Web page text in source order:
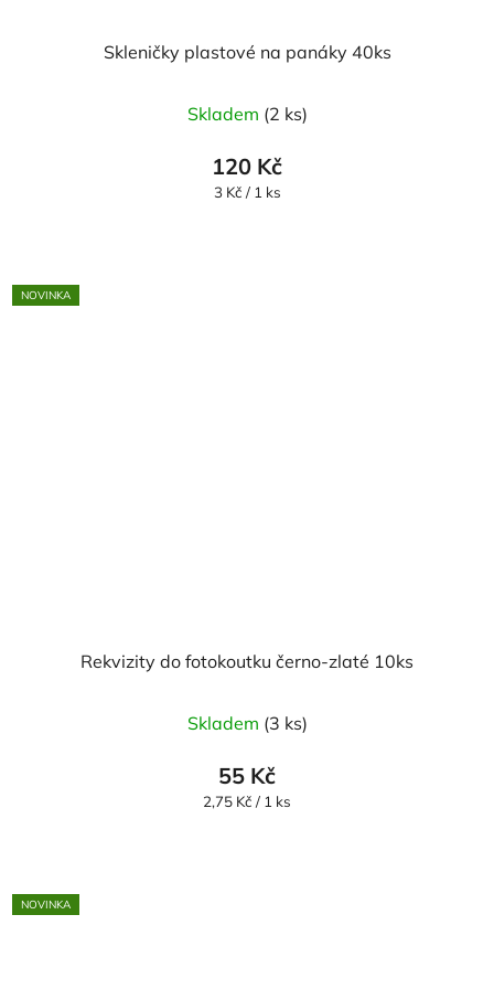
Skleničky plastové na panáky 40ks
Skladem (2 ks)
120 Kč
Měrná
3 Kč / 1 ks
NOVINKA
Rekvizity do fotokoutku černo-zlaté 10ks
Skladem (3 ks)
55 Kč
Měrná
2,75 Kč / 1 ks
NOVINKA